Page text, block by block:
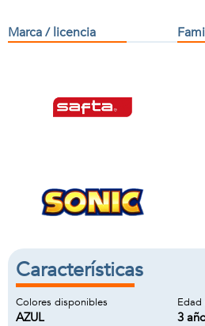
Marca / licencia
Características
Colores disponibles
AZUL
Edad
3